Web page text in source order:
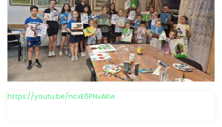
https://youtu.be/ncxE6PNvAKw